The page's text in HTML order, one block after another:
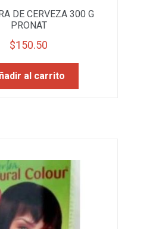
DE CERVEZA 300 G
PRONAT
$150.50
al carrito